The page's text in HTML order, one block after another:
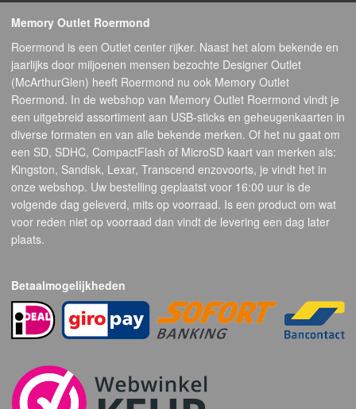
Memory Outlet Roermond
Roermond is een Outlet center rijker. Naast het alom bekende en
jaarlijks door miljoenen mensen bezochte Designer Outlet
(McArthurGlen) heeft Roermond nu ook Memory Outlet
Roermond. In de webshop van Memory Outlet Roermond vindt je
een uitgebreid assortiment aan USB-sticks en geheugenkaarten in
diverse formaten en van alle bekende merken. Of het nu gaat om
een SD, SDHC, CompactFlash of MicroSD kaart van merken als:
Kingston, Sandisk, Lexar, Transcend enzovoorts, je vindt het in
onze webshop. Uw bestelling geplaatst voor 16:00 uur is de
volgende dag geleverd, mits op voorraad. Is een product om wat
voor reden niet op voorraad dan vindt de levering een dag later
plaats.
Betaalmogelijkheden